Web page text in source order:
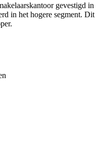
gevestigd in
in het hogere segment. Dit